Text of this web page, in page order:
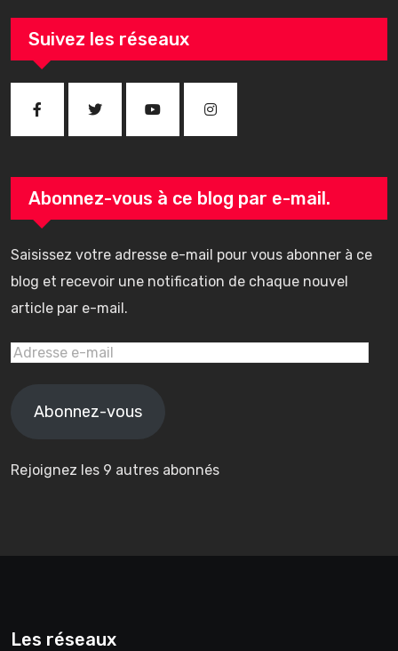
Suivez les réseaux
Abonnez-vous à ce blog par e-mail.
Saisissez votre adresse e-mail pour vous abonner à ce
blog et recevoir une notification de chaque nouvel
article par e-mail.
Adresse
mailAbonnez-vous
Rejoignez les 9 autres abonnés
Les réseaux